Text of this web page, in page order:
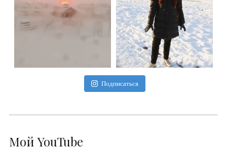
Подписаться
Мой YouTube